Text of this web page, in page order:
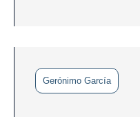
Gerónimo García